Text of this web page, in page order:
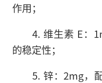
作用；
4. 维生素 E：
的稳定性；
5. 锌：2mg，